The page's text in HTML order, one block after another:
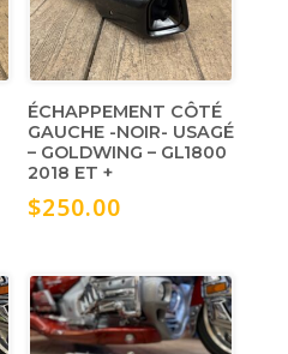
ÉCHAPPEMENT CÔTÉ
GAUCHE -NOIR- USAGÉ
– GOLDWING – GL1800
2018 ET +
$250.00